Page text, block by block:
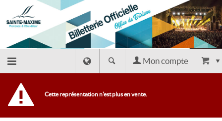
Retour
Mon compte
Cette représentation n'est plus en vente.